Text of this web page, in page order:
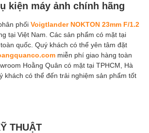
kiện máy ảnh chính hãng
phối Voigtlander NOKTON 23mm F/1.2
tại Việt Nam. Các sản phẩm có mặt tại
quốc. Quý khách có thể yên tâm đặt
miễn phí giao hàng toàn
Hoằng Quân có mặt tại TPHCM, Hà
khách có thể đến trải nghiệm sản phẩm tốt
THUẬT